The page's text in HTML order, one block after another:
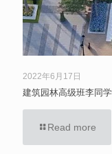
2022年6月17日
建筑园林高级班李同
Read more